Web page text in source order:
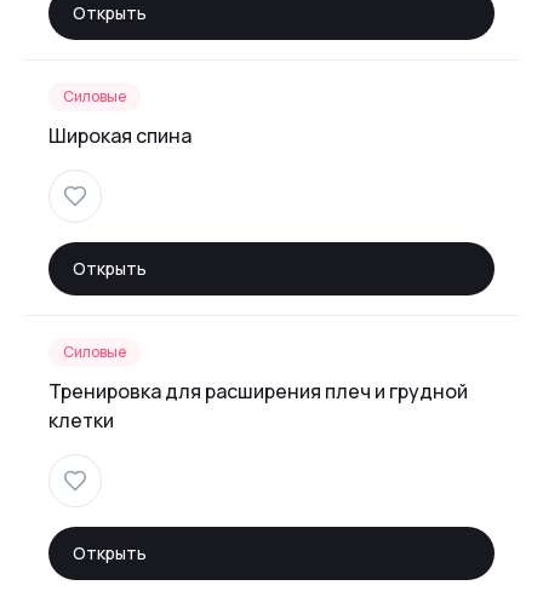
Открыть
Силовые
Широкая спина
Открыть
Силовые
Тренировка для расширения плеч и грудной
клетки
Открыть